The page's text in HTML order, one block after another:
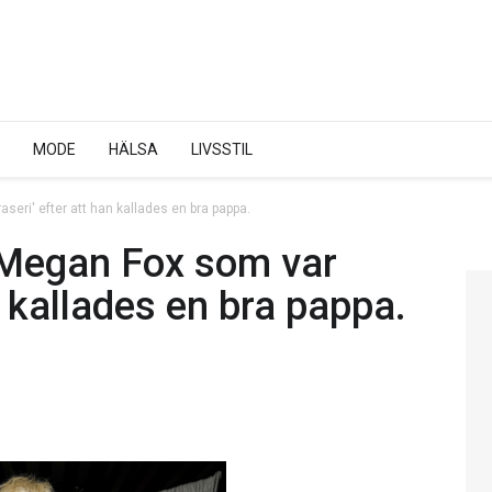
MODE HÄLSA LIVSSTIL
efter att han kallades en bra pappa.
Fox som var
en bra pappa.